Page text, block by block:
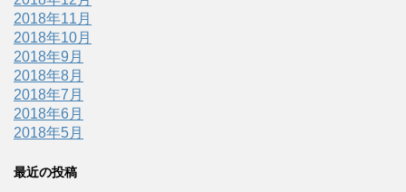
2018年11月
2018年10月
2018年9月
2018年8月
2018年7月
2018年6月
2018年5月
最近の投稿